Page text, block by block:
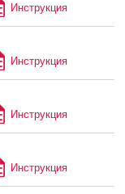
Инструкция
Инструкция
Инструкция
Инструкция